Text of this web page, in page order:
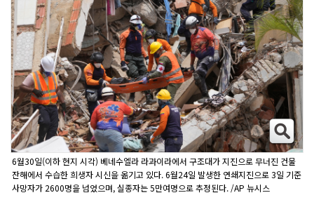
6월30일(이하 현지 시각) 베네수엘라 라과이라에서 구조대가 지진으로 무너진 건물
잔해에서 수습한 희생자 시신을 옮기고 있다. 6월24일 발생한 연쇄지진으로 3일 기준
사망자가 2600명을 넘었으며, 실종자는 5만여명으로 추정된다. /AP 뉴시스